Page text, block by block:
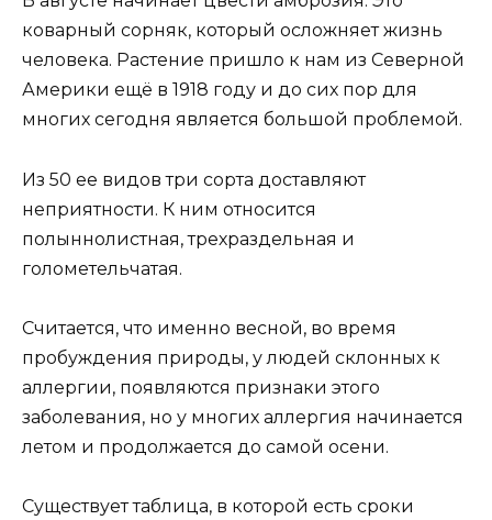
коварный сорняк, который осложняет жизнь
человека. Растение пришло к нам из Северной
Америки ещё в 1918 году и до сих пор для
многих сегодня является большой проблемой.
Из 50 ее видов три сорта доставляют
неприятности. К ним относится
полыннолистная, трехраздельная и
голометельчатая.
Считается, что именно весной, во время
пробуждения природы, у людей склонных к
аллергии, появляются признаки этого
заболевания, но у многих аллергия начинается
летом и продолжается до самой осени.
Существует таблица, в которой есть сроки